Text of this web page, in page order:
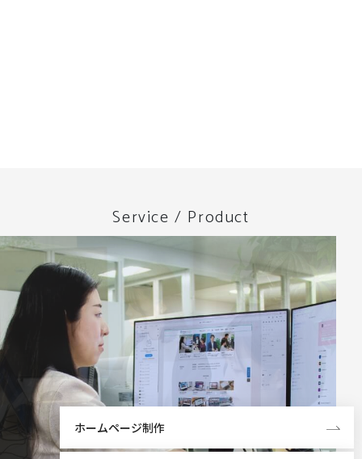
Service / Product
ホームページ制作